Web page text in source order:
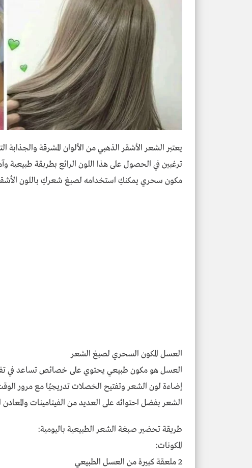
يعتبر الشعر الأشقر الذهبي من الألوان المشرقة
ترغبين في الحصول على هذا اللون الرائع بطريقة طبيعية
مكون سحري يمكنكِ استخدامه لصبغ شعركِ باللون الأشقر
العسل المكون السحري لصبغ الشعر
العسل هو مكون طبيعي يحتوي على خصائص تساعد في
إضاءة لون الشعر وتفتيح الخصلات تدريجيًا مع مرور
الشعر بفضل احتوائه على العديد من الفيتامينات
طريقة تحضير صبغة الشعر الطبيعية باليومية:
المكونات:
2 ملعقة كبيرة من العسل الطبيعي